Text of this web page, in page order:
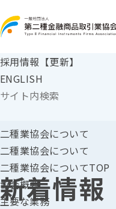
採用情報【更新】
ENGLISH
二種業協会について
二種業協会について
二種業協会についてTOP
協会概要
主要な業務
新着情報